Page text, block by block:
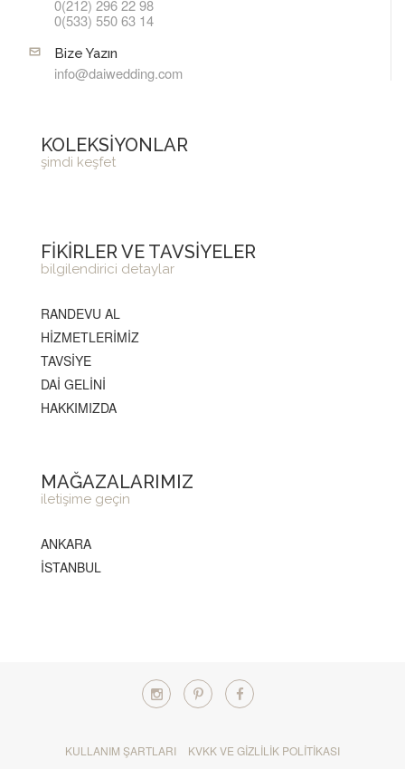
0(212) 296 22 98
0(533) 550 63 14
Bize Yazın
info@daiwedding.com
KOLEKSİYONLAR
şimdi keşfet
FİKİRLER VE TAVSİYELER
bilgilendirici detaylar
RANDEVU AL
HİZMETLERİMİZ
TAVSİYE
DAİ GELİNİ
HAKKIMIZDA
MAĞAZALARIMIZ
iletişime geçin
ANKARA
İSTANBUL
KULLANIM ŞARTLARI KVKK VE GIZLILIK POLITIKASI